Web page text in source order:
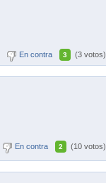
En contra 3 (3 votos)
En contra 2 (10 votos)